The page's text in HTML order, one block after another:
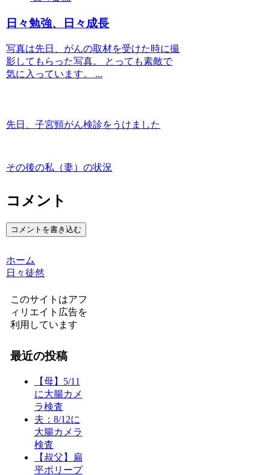
日々勉強、日々成長
写真は先日、がんの取材を受けた時に撮
影してもらった写真。 とっても素敵で
気に入っています。 ...
先日、子宮頸がん検診をうけました
その後の私（妻）の状況
コメント
コメントを書き込む
ホーム
日々徒然
このサイトはアフ
ィリエイト広告を
利用しています
最近の投稿
【母】5/11
に大腸カメ
ラ検査
夫：8/12に
大腸カメラ
検査
【叔父】扁
平ポリープ